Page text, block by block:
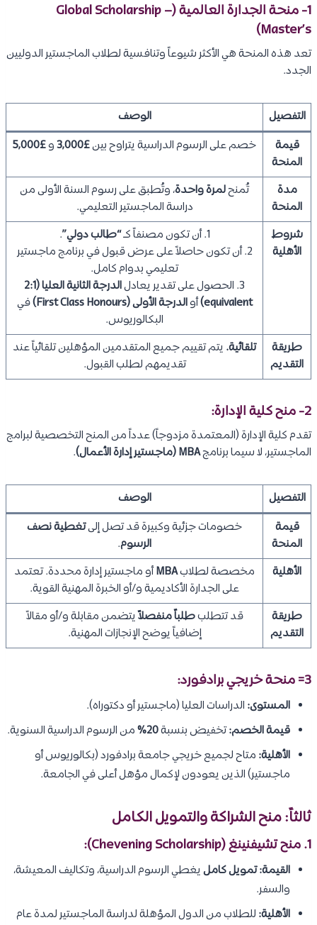
1- منحة الجدارة العالمية (Global Scholarship –
Master’s)
تعد هذه المنحة هي الأكثر شيوعاً وتنافسية لطلاب الماجستير الدوليين
الجدد.
التفصيل
الوصف
قيمة
المنحة
خصم على الرسوم الدراسية يتراوح بين£3,000 و£5,000
مدة
المنحة
تُمنحلمرة واحدة، وتُطبق على رسوم السنة الأولى من
دراسة الماجستير التعليمي.
شروط
الأهلية
1. أن تكون مصنفاً كـ “طالب دولي”.
2. أن تكون حاصلاً على عرض قبول في برنامج ماجستير
تعليمي بدوام كامل.
3. الحصول على تقدير يعادل
الدرجة الثانية العليا (2:1
equivalent) أوالدرجة الأولى (First Class Honours)
في
البكالوريوس.
طريقة
التقديم
تلقائية. يتم تقييم جميع المتقدمين المؤهلين تلقائياً عند
تقديمهم لطلب القبول.
2- منح كلية الإدارة:
تقدم كلية الإدارة (المعتمدة مزدوجاً) عدداً من المنح التخصصية لبرامج
الماجستير، لا سيما برنامجMBA (ماجستير إدارة الأعمال) .
التفصيل
الوصف
قيمة
المنحة
خصومات جزئية وكبيرة قد تصل إلىتغطية نصف
الرسوم.
الأهلية
مخصصة لطلابMBAأو ماجستير إدارة محددة. تعتمد
على الجدارة الأكاديمية و/أو الخبرة المهنية القوية.
طريقة
التقديم
قد تتطلبطلباً منفصلاًيتضمن مقابلة و/أو مقالاً
إضافياً يوضح الإنجازات المهنية.
3= منحة خريجي برادفورد:
المستوى: الدراسات العليا (ماجستير أو دكتوراه).
قيمة الخصم:تخفيض بنسبة20%
من الرسوم الدراسية السنوية.
الأهلية: متاح لجميع خريجي جامعة برادفورد (بكالوريوس أو
ماجستير) الذين يعودون لإكمال مؤهل أعلى في الجامعة.
ثالثاً: منح الشراكة والتمويل الكامل
1. منح تشيفنينغ (Chevening Scholarship) :
القيمة:تمويل كامليغطي الرسوم الدراسية، وتكاليف المعيشة،
والسفر.
الأهلية: للطلاب من الدول المؤهلة لدراسة الماجستير لمدة عام